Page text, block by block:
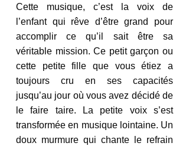
Cette musique, c’est la voix de
l’enfant qui rêve d’être grand pour
accomplir ce qu’il sait être sa
véritable mission. Ce petit garçon ou
cette petite fille que vous étiez a
toujours cru en ses capacités
jusqu’au jour où vous avez décidé de
le faire taire. La petite voix s’est
transformée en musique lointaine. Un
doux murmure qui chante le refrain